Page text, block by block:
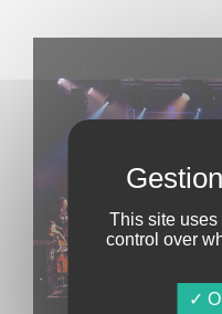
This site
control over